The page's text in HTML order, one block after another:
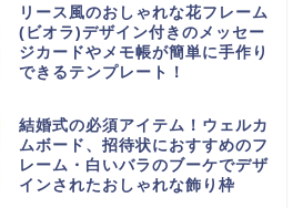
リース風のおしゃれな花フレーム
(ビオラ)デザイン付きのメッセー
ジカードやメモ帳が簡単に手作り
できるテンプレート！
結婚式の必須アイテム！ウェルカ
ムボード、招待状におすすめのフ
レーム・白いバラのブーケでデザ
インされたおしゃれな飾り枠